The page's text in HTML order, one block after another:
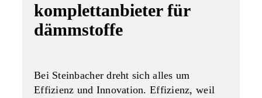
komplettanbieter für
dämmstoffe
Bei Steinbacher dreht sich alles um
Effizienz und Innovation. Effizienz, weil